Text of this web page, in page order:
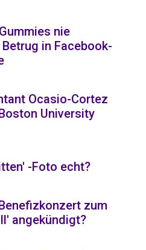
nie
in Facebook-
Ocasio-Cortez
University
-Foto echt?
zum
angekündigt?